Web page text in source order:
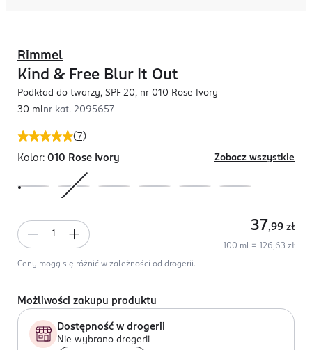
( 7)
Rimmel
Kind & Free Blur It Out
Podkład do twarzy, SPF 20, nr 010 Rose Ivory
30 mlnr kat. 2095657
Kolor: 010 Rose Ivory Zobacz wszystkie
37,99 zł
100 ml = 126,63 zł
Ceny mogą się różnić w zależności od drogerii.
Możliwości zakupu produktu
Dostępność w drogerii
Nie wybrano drogerii